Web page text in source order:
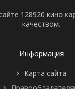
128920 кино
качеством.
Информация
Карта сайта